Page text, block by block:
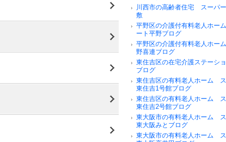
川西市の高齢者住宅 スーパ
敷
平野区の介護付有料老人ホー
ート平野ブログ
平野区の介護付有料老人ホー
野喜連ブログ
東住吉区の在宅介護ステーシ
ブログ
東住吉区の有料老人ホーム
東住吉1号館ブログ
東住吉区の有料老人ホーム
東住吉2号館ブログ
東大阪市の有料老人ホーム
東大阪みとブログ
東大阪市の有料老人ホーム